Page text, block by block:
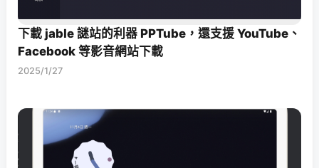
下載 jable 謎站的利器 PPTube，還支援 YouTube、
Facebook 等影音網站下載
2025/1/27